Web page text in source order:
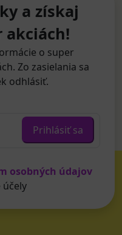
a získaj
akciách!
o super
Zo zasielania sa
odhlásiť.
Prihlásiť sa
osobných údajov